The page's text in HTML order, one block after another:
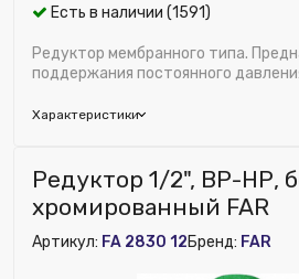
Есть в наличии (1591)
Редуктор мембранного типа.
поддержания постоянного
Характеристики
Бренд:
Область применения:
Диаметр, дюйм:
Исключить из публикации на
Редуктор 1/2", ВР-НР,
хромированный FAR
Артикул: FA 2830 12Бренд: FAR